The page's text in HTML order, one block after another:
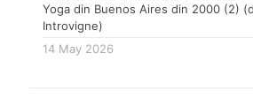
Yoga din Buenos Aires din 2000 (2)
Introvigne)
14 May 2026